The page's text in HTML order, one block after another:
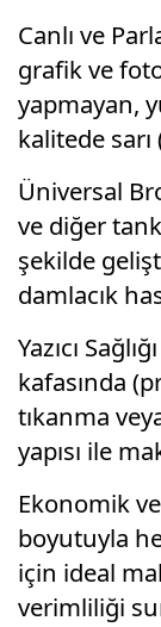
Canlı ve
grafik ve
yapmayan,
kalitede sarı
Üniversal
ve diğer
şekilde
damlacık
Yazıcı
kafasında
tıkanma
yapısı ile
Ekonomik
boyutuyla
için ideal
verimliliği